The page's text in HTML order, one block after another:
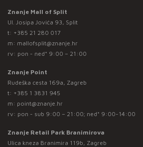
Znanje Mall of Split
Ul. Josipa Jovića 93, Split
t: +385 21 280 017
m: mallofsplit@znanje.hr
rv: pon - ned* 9:00 – 21:00
Znanje Point
Rudeška cesta 169a, Zagreb
t: +385 1 3831 945
m: point@znanje.hr
rv: pon - sub 9:00 – 21:00; ned* 9:00-14:00
Znanje Retail Park Branimirova
Ulica kneza Branimira 119b, Zagreb